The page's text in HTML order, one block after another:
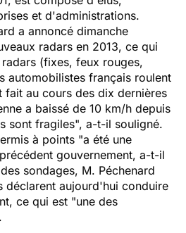
et d'administrations.
a annoncé dimanche
radars en 2013, ce qui
(fixes, feux rouges,
automobilistes français roulent
au cours des dix dernières
a baissé de 10 km/h depuis
sont fragiles", a-t-il souligné.
à points "a été une
gouvernement, a-t-il
sondages, M. Péchenard
déclarent aujourd'hui conduire
ce qui est "une des